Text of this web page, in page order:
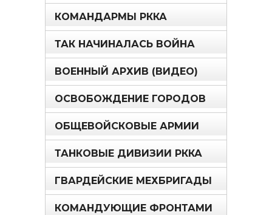
КОМАНДАРМЫ РККА
ТАК НАЧИНАЛАСЬ ВОЙНА
ВОЕННЫЙ АРХИВ (ВИДЕО)
ОСВОБОЖДЕНИЕ ГОРОДОВ
ОБЩЕВОЙСКОВЫЕ АРМИИ
ТАНКОВЫЕ ДИВИЗИИ РККА
ГВАРДЕЙСКИЕ МЕХБРИГАДЫ
КОМАНДУЮЩИЕ ФРОНТАМИ